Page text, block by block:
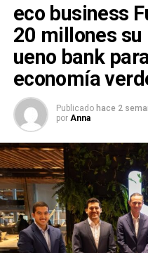
eco business
20 millones su
ueno bank
economía
Publicado hace 2
por Anna